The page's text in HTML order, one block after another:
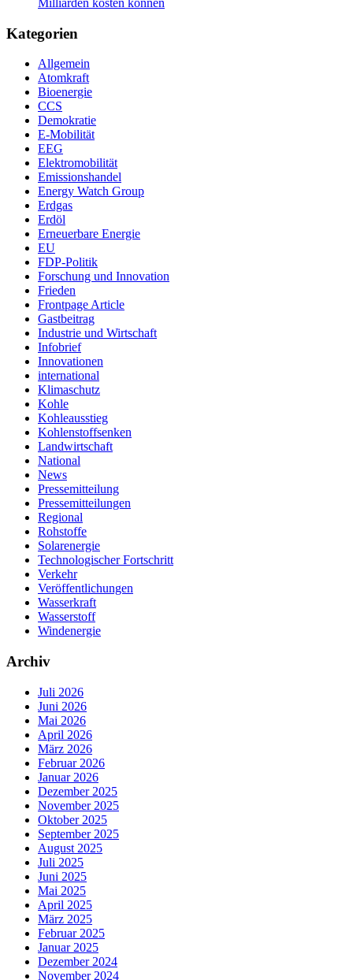
Kategorien
Allgemein
Atomkraft
Bioenergie
CCS
Demokratie
E-Mobilität
EEG
Elektromobilität
Emissionshandel
Energy Watch Group
Erdgas
Erdöl
Erneuerbare Energie
EU
FDP-Politik
Forschung und Innovation
Frieden
Frontpage Article
Gastbeitrag
Industrie und Wirtschaft
Infobrief
Innovationen
international
Klimaschutz
Kohle
Kohleausstieg
Kohlenstoffsenken
Landwirtschaft
National
News
Pressemitteilung
Pressemitteilungen
Regional
Rohstoffe
Solarenergie
Technologischer Fortschritt
Verkehr
Veröffentlichungen
Wasserkraft
Wasserstoff
Windenergie
Archiv
Juli 2026
Juni 2026
Mai 2026
April 2026
März 2026
Februar 2026
Januar 2026
Dezember 2025
November 2025
Oktober 2025
September 2025
August 2025
Juli 2025
Juni 2025
Mai 2025
April 2025
März 2025
Februar 2025
Januar 2025
Dezember 2024
November 2024